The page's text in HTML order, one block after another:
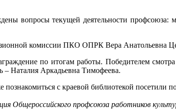
вопросы текущей деятельности профсоюза:
комиссии ПКО ОПРК Вера Анатольевна
по итогам работы. Победителем
Наталия Аркадьевна Тимофеева.
с краевой библиотекой посетили
Общероссийского профсоюза работников